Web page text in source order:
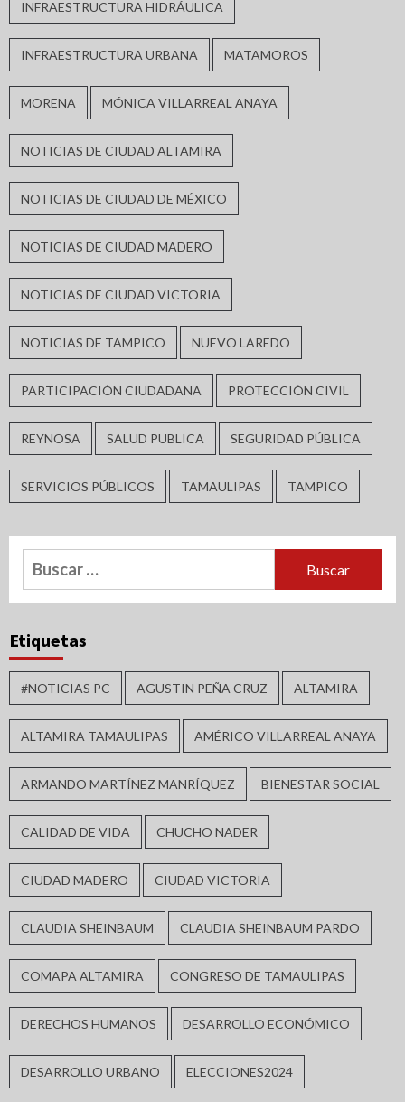
INFRAESTRUCTURA HIDRÁULICA
INFRAESTRUCTURA URBANA MATAMOROS
MORENA MÓNICA VILLARREAL ANAYA
NOTICIAS DE CIUDAD ALTAMIRA
NOTICIAS DE CIUDAD DE MÉXICO
NOTICIAS DE CIUDAD MADERO
NOTICIAS DE CIUDAD VICTORIA
NOTICIAS DE TAMPICO NUEVO LAREDO
PARTICIPACIÓN CIUDADANA PROTECCIÓN CIVIL
REYNOSA SALUD PUBLICA SEGURIDAD PÚBLICA
SERVICIOS PÚBLICOS TAMAULIPAS TAMPICO
Buscar:
Etiquetas
#NOTICIAS PC AGUSTIN PEÑA CRUZ ALTAMIRA
ALTAMIRA TAMAULIPAS AMÉRICO VILLARREAL ANAYA
ARMANDO MARTÍNEZ MANRÍQUEZ BIENESTAR SOCIAL
CALIDAD DE VIDA CHUCHO NADER
CIUDAD MADERO CIUDAD VICTORIA
CLAUDIA SHEINBAUM CLAUDIA SHEINBAUM PARDO
COMAPA ALTAMIRA CONGRESO DE TAMAULIPAS
DERECHOS HUMANOS DESARROLLO ECONÓMICO
DESARROLLO URBANO ELECCIONES2024